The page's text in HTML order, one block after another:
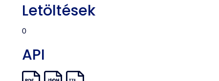
Letöltések
0
API